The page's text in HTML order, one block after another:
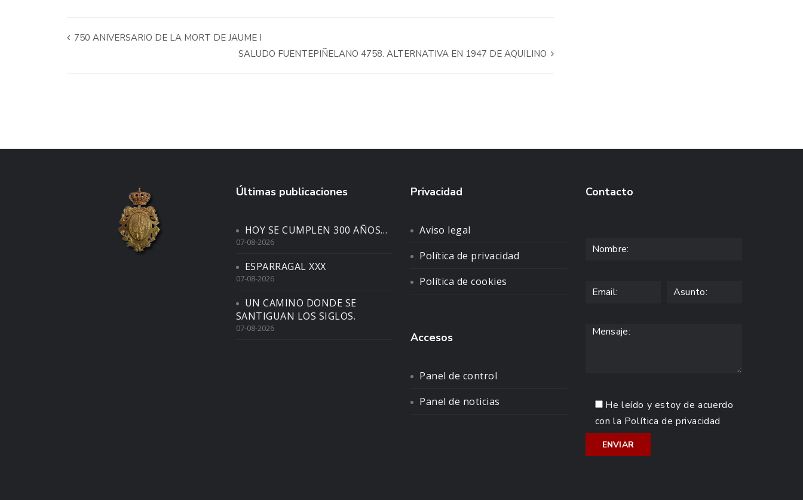
750 ANIVERSARIO DE LA MORT DE JAUME I
SALUDO FUENTEPIÑELANO 4758. ALTERNATIVA EN 1947 DE AQUILINO
Últimas publicaciones
HOY SE CUMPLEN 300 AÑOS…
07-08-2026
ESPARRAGAL XXX
07-08-2026
UN CAMINO DONDE SE
SANTIGUAN LOS SIGLOS.
07-08-2026
Privacidad
Aviso legal
Política de privacidad
Política de cookies
Accesos
Panel de control
Panel de noticias
Contacto
He leído y estoy de acuerdo
con la Política de privacidad